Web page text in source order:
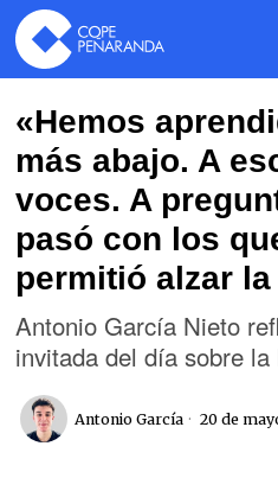
«Hemos
más abajo. A
voces. A
pasó con los
permitió alzar la
Antonio García Nieto
invitada del día sobre
Antonio García 20 de